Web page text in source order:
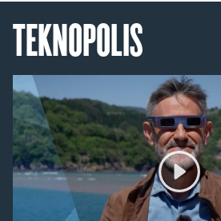
TEKNOPOLIS